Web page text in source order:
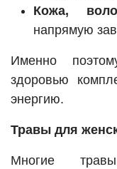
Кожа,
напрямую
Именно
здоровью
энергию.
Травы для
Многие